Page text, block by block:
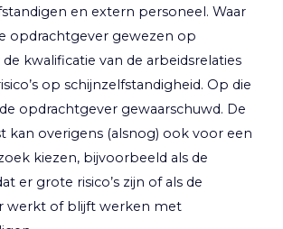
en extern personeel. Waar
opdrachtgever gewezen op
kwalificatie van de arbeidsrelaties
op schijnzelfstandigheid. Op die
opdrachtgever gewaarschuwd. De
kan overigens (alsnog) ook voor een
kiezen, bijvoorbeeld als de
er grote risico’s zijn of als de
werkt of blijft werken met